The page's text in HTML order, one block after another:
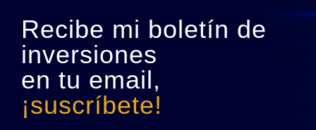
Recibe mi boletín de
inversiones
en tu email,
¡suscríbete!